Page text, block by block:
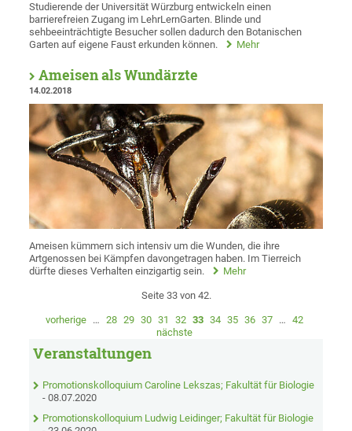
Studierende der Universität Würzburg entwickeln einen
barrierefreien Zugang im LehrLernGarten. Blinde und
sehbeeinträchtigte Besucher sollen dadurch den Botanischen
Garten auf eigene Faust erkunden können.
Mehr
Ameisen als Wundärzte
14.02.2018
Ameisen kümmern sich intensiv um die Wunden, die ihre
Artgenossen bei Kämpfen davongetragen haben. Im Tierreich
dürfte dieses Verhalten einzigartig sein.
Mehr
Seite 33 von 42.
vorherige … 28 29 30 31 32 33 34 35 36 37 … 42
nächste
Veranstaltungen
Promotionskolloquium Caroline Lekszas; Fakultät für Biologie
- 08.07.2020
Promotionskolloquium Ludwig Leidinger; Fakultät für Biologie